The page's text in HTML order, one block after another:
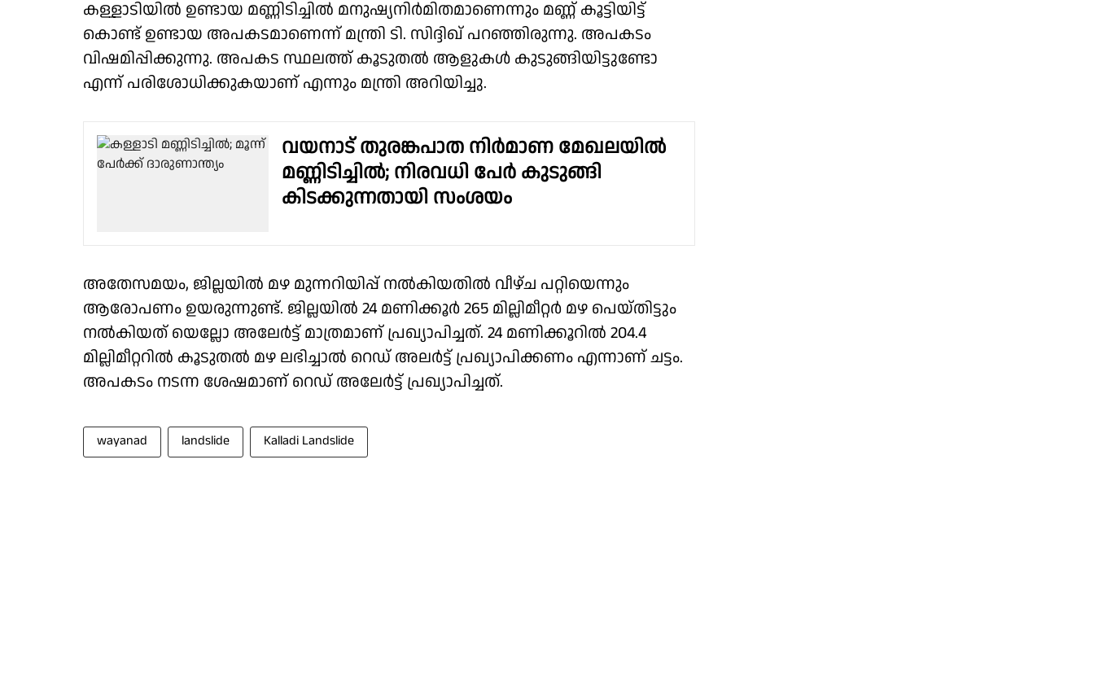
കള്ളാടിയിൽ ഉണ്ടായ മണ്ണിടിച്ചിൽ മനുഷ്യനിർമിതമാണെന്നും മണ്ണ് കൂട്ടിയിട്ട്
കൊണ്ട് ഉണ്ടായ അപകടമാണെന്ന് മന്ത്രി ടി. സിദ്ദിഖ് പറഞ്ഞിരുന്നു. അപകടം
വിഷമിപ്പിക്കുന്നു. അപകട സ്ഥലത്ത് കൂടുതൽ ആളുകൾ കുടുങ്ങിയിട്ടുണ്ടോ
എന്ന് പരിശോധിക്കുകയാണ് എന്നും മന്ത്രി അറിയിച്ചു.
വയനാട് തുരങ്കപാത നിർമാണ മേഖലയിൽ
മണ്ണിടിച്ചിൽ; നിരവധി പേർ കുടുങ്ങി
കിടക്കുന്നതായി സംശയം
അതേസമയം, ജില്ലയിൽ മഴ മുന്നറിയിപ്പ് നൽകിയതിൽ വീഴ്ച പറ്റിയെന്നും
ആരോപണം ഉയരുന്നുണ്ട്. ജില്ലയില്‍ 24 മണിക്കൂര്‍ 265 മില്ലിമീറ്റര്‍ മഴ പെയ്തിട്ടും
നല്‍കിയത് യെല്ലോ അലേര്‍ട്ട് മാത്രമാണ് പ്രഖ്യാപിച്ചത്. 24 മണിക്കൂറില്‍ 204.4
മില്ലിമീറ്ററില്‍ കൂടുതല്‍ മഴ ലഭിച്ചാല്‍ റെഡ് അലര്‍ട്ട് പ്രഖ്യാപിക്കണം എന്നാണ് ചട്ടം.
അപകടം നടന്ന ശേഷമാണ് റെഡ് അലേര്‍ട്ട് പ്രഖ്യാപിച്ചത്.
wayanad landslide Kalladi Landslide